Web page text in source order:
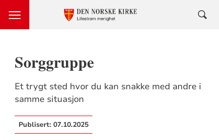
Sorggruppe
Et trygt sted hvor du kan snakke med andre i
samme situasjon
Publisert: 07.10.2025